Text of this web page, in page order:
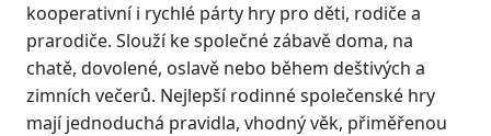
kooperativní i rychlé párty hry pro děti, rodiče a
prarodiče. Slouží ke společné zábavě doma, na
chatě, dovolené, oslavě nebo během deštivých a
zimních večerů. Nejlepší rodinné společenské hry
mají jednoduchá pravidla, vhodný věk, přiměřenou